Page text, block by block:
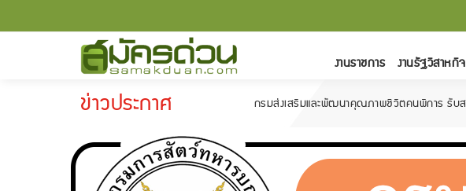
งานราชการ งานรัฐวิสาหกิจ
ข่าวประกาศกรมส่งเสริมและพัฒนาคุณภาพชีวิตคนพิการ รับสมัครบุคคลเข้ารับ